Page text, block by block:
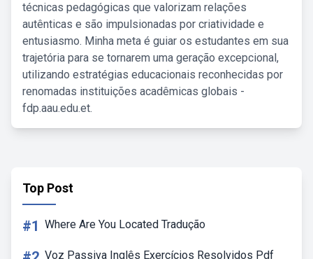
técnicas pedagógicas que valorizam relações
autênticas e são impulsionadas por criatividade e
entusiasmo. Minha meta é guiar os estudantes em sua
trajetória para se tornarem uma geração excepcional,
utilizando estratégias educacionais reconhecidas por
renomadas instituições acadêmicas globais -
fdp.aau.edu.et.
Top Post
#1 Where Are You Located Tradução
Voz Passiva Inglês Exercícios Resolvidos Pdf